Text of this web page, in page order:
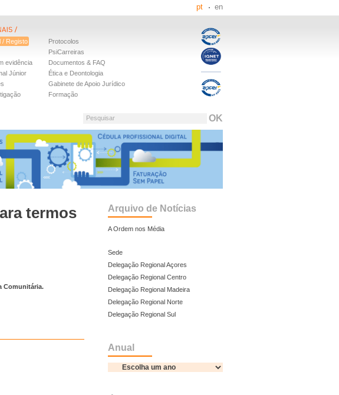
pt en
/ Registo
evidência
Júnior
Protocolos
PsiCarreiras
Documentos & FAQ
Ética e Deontologia
Gabinete de Apoio Jurídico
Formação
Pesquisar
termos
Comunitária.
Arquivo de Notícias
A Ordem nos Média
Sede
Delegação Regional Açores
Delegação Regional Centro
Delegação Regional Madeira
Delegação Regional Norte
Delegação Regional Sul
Anual